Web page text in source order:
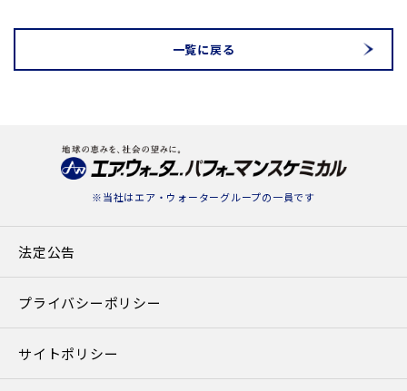
on line78
一覧に戻る
※当社はエア・ウォーターグループの一員です
法定公告
プライバシーポリシー
サイトポリシー